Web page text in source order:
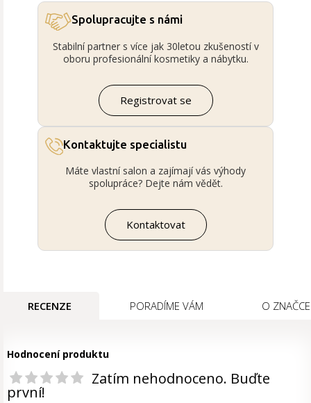
Spolupracujte s námi
Stabilní partner s více jak 30letou zkušeností v
oboru profesionální kosmetiky a nábytku.
Registrovat se
Kontaktujte specialistu
Máte vlastní salon a zajímají vás výhody
spolupráce? Dejte nám vědět.
Kontaktovat
RECENZE PORADÍME VÁM O ZNAČCE
Hodnocení produktu
Zatím nehodnoceno. Buďte
první!